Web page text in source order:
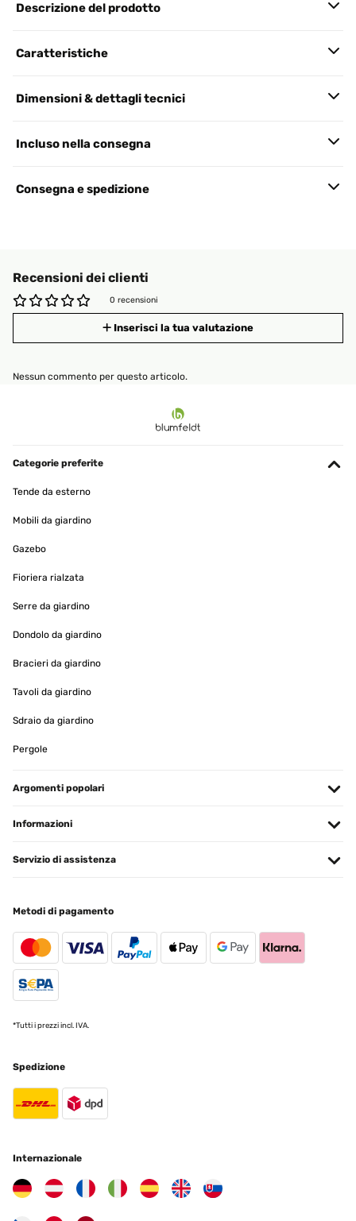
Descrizione del prodotto
Caratteristiche
Dimensioni & dettagli tecnici
Incluso nella consegna
Consegna e spedizione
Recensioni dei clienti
0 recensioni
Inserisci la tua valutazione
Nessun commento per questo articolo.
Categorie preferite
Tende da esterno
Mobili da giardino
Gazebo
Fioriera rialzata
Serre da giardino
Dondolo da giardino
Bracieri da giardino
Tavoli da giardino
Sdraio da giardino
Pergole
Argomenti popolari
Informazioni
Servizio di assistenza
Metodi di pagamento
*Tutti i prezzi incl. IVA.
Spedizione
Internazionale